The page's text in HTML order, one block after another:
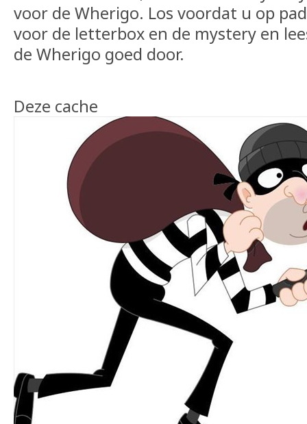
voor de Wherigo. Los voordat u op
voor de letterbox en de mystery en
de Wherigo goed door.
Deze cache